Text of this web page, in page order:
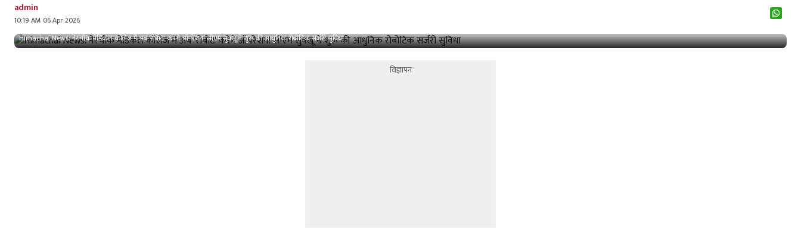
admin
10:19 AM 06 Apr 2026
Himachal News: नेरचौक मेडिकल कॉलेज में अब 'रोबोट' करेंगे ऑपरेशन! सीएम सुक्खू ने शुरू की आधुनिक रोबोटिक सर्जरी सुविधा
विज्ञापन